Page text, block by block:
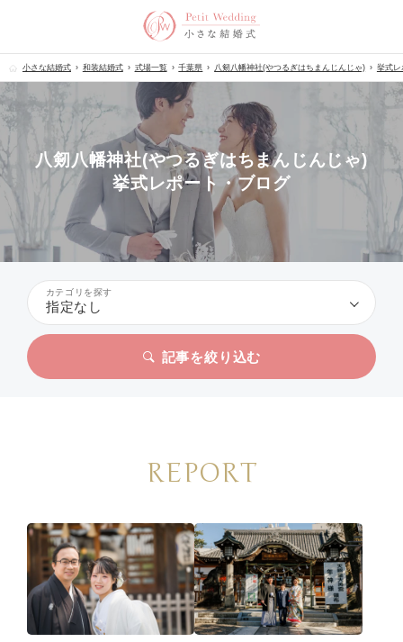
小さな結婚式 和装結婚式 式場一覧 千葉県 八剱八幡神社(やつるぎはちまんじんじゃ) 挙式レ
八剱八幡神社(やつるぎはちまんじんじゃ)
挙式レポート・ブログ
カテゴリを探す
指定なし
記事を絞り込む
REPORT